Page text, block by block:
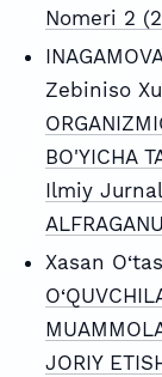
Nomeri 2
Zebiniso
BO'YICHA
Ilmiy
Xasan
JORIY